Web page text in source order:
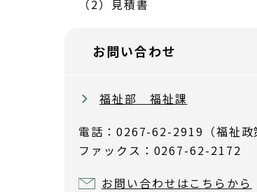
（2）見積書
お問い合わせ
福祉部 福祉課
電話：0267-62-2919（福祉
ファックス：0267-62-2172
お問い合わせはこちらから